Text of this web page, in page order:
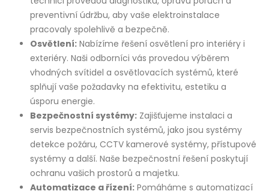
preventivní údržbu, aby vaše elektroinstalace
pracovaly spolehlivě a bezpečně.
Osvětlení:Nabízíme řešení osvětlení pro interiéry i
exteriéry. Naši odborníci vás provedou výběrem
vhodných svítidel a osvětlovacích systémů, které
splňují vaše požadavky na efektivitu, estetiku a
úsporu energie.
Bezpečnostní systémy:Zajišťujeme instalaci a
servis bezpečnostních systémů, jako jsou systémy
detekce požáru, CCTV kamerové systémy, přístupové
systémy a další. Naše bezpečnostní řešení poskytují
ochranu vašich prostorů a majetku.
Automatizace a řízení:Pomáháme s automatizací